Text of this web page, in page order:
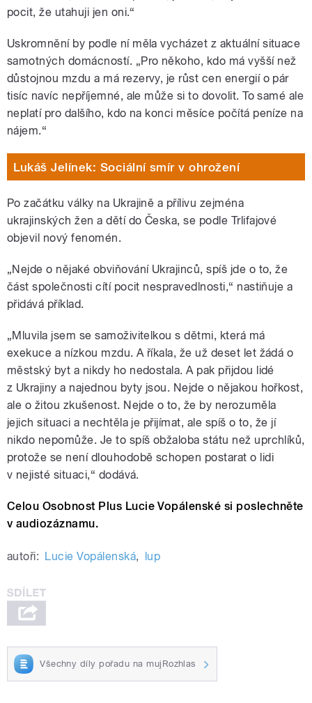
pocit, že utahuji jen oni.“
Uskromnění by podle ní měla vycházet z aktuální situace
samotných domácností. „Pro někoho, kdo má vyšší než
důstojnou mzdu a má rezervy, je růst cen energií o pár
tisíc navíc nepříjemné, ale může si to dovolit. To samé ale
neplatí pro dalšího, kdo na konci měsíce počítá peníze na
nájem.“
Lukáš Jelínek: Sociální smír v ohrožení
Po začátku války na Ukrajině a přílivu zejména
ukrajinských žen a dětí do Česka, se podle Trlifajové
objevil nový fenomén.
„Nejde o nějaké obviňování Ukrajinců, spíš jde o to, že
část společnosti cítí pocit nespravedlnosti,“ nastiňuje a
přidává příklad.
„Mluvila jsem se samoživitelkou s dětmi, která má
exekuce a nízkou mzdu. A říkala, že už deset let žádá o
městský byt a nikdy ho nedostala. A pak přijdou lidé
z Ukrajiny a najednou byty jsou. Nejde o nějakou hořkost,
ale o žitou zkušenost. Nejde o to, že by nerozuměla
jejich situaci a nechtěla je přijímat, ale spíš o to, že jí
nikdo nepomůže. Je to spíš obžaloba státu než uprchlíků,
protože se není dlouhodobě schopen postarat o lidi
v nejisté situaci,“ dodává.
Celou Osobnost Plus Lucie Vopálenské si poslechněte
v audiozáznamu.
autoři: Lucie Vopálenská, lup
Všechny díly pořadu na mujRozhlas